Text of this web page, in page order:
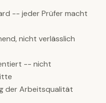
-- jeder Prüfer macht
nicht verlässlich
-- nicht
der Arbeitsqualität